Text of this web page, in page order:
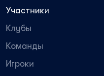
Участники
Клубы
Команды
Игроки